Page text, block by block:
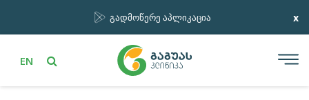
გადმოწერე აპლიკაცია x
EN